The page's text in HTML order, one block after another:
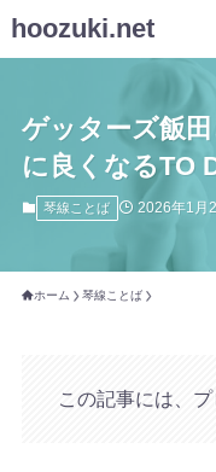
hoozuki.net
ゲッターズ飯
に良くなるTO
琴線ことば 2026年1月
ホーム 琴線ことば
この記事には、